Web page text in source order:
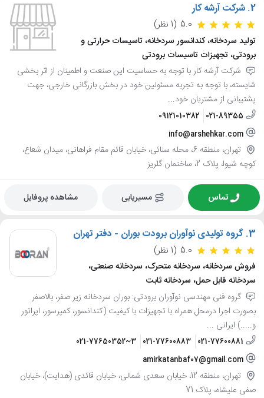
2. شرکت آرشه کار
5.0 (1 نظر)
تولید سردخانه، کندانسور سردخانه، تاسیسات حرارتی و
برودتی، تجهیزات تاسیسات برودتی
شرکت آرشه کار با توجه به حساسیت این صنعت و اطمینان از اثر بخشی
شایسته، با توجه به تجربه مسئولین خود در بخش بازرگانی خارجی، جهت
پشتیبانی از مشتریان خود...
021-89355
09121010382
info@arshehkar.com
تهران، منطقه 6، محله سنائی، خیابان قائم مقام فراهانی، میدان شعاع،
کوچه شیوا، پلاک 2، ساختمان گلریز
تماس مسیریابی مشاهده پروفایل
3. گروه تولیدی نوآوران برودت بوران - دفتر تهران
5.0 (1 نظر)
فروش سردخانه، سردخانه متحرک، سردخانه صنعتی،
سردخانه قابل حمل، سردخانه ثابت
گروه فنی مهندسی نوآوران برودتی: بوران سردخانه زیر صفر، بالاصفر
بصورت اجرا درمحل همراه با تجهیزات با کیفیت (کندانسور، کمپرسور، اپراتور
و.....) ایرانی ...
021-77600881
021-77600883
021-77650352~3
amirkatanbaf07@gmail.com
تهران، منطقه 12، خیابان سعدی شمالی، خیابان قائدی (هدایت)، خیابان
صفی علیشاه، پلاک 71